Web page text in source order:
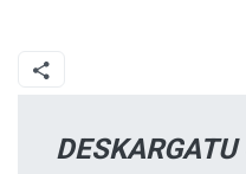
DESKARGATU